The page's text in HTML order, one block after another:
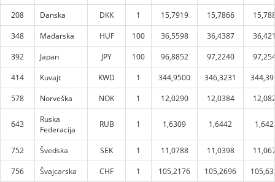
208
Danska DKK 1 15,7919 15,7866
348
Mađarska HUF 100 36,5598 36,4387
392
Japan JPY 100 96,8852 97,2240
414
Kuvajt KWD 1 344,9500 346,3231
578
Norveška NOK 1 12,0290 12,0384
643
Ruska
Federacija
RUB 1 1,6309 1,6442
752 Švedska SEK 1 11,0788 11,0398
756
Švajcarska CHF 1 105,2176 105,2696